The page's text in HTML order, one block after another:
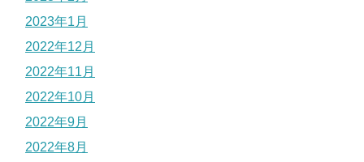
2023年1月
2022年12月
2022年11月
2022年10月
2022年9月
2022年8月